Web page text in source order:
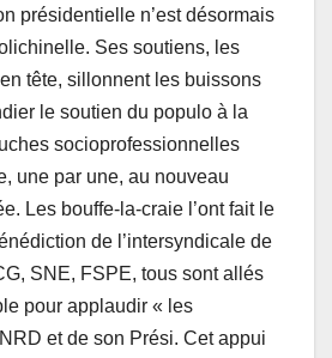
présidentielle n’est désormais
Ses soutiens, les
tête, sillonnent les buissons
le soutien du populo à la
socioprofessionnelles
une par une, au nouveau
Les bouffe-la-craie l’ont fait le
de l’intersyndicale de
SNE, FSPE, tous sont allés
pour applaudir « les
et de son Prési. Cet appui